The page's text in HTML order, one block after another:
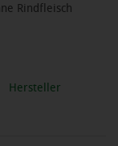
Rindfleisch
Hersteller